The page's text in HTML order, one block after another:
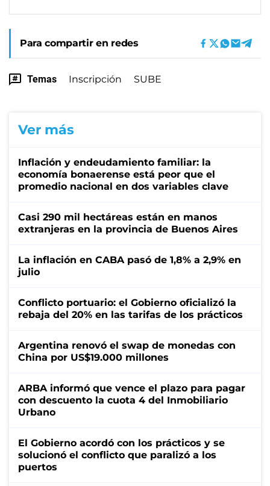
Para compartir en redes
Temas Inscripción SUBE
Ver más
Inflación y endeudamiento familiar: la
economía bonaerense está peor que el
promedio nacional en dos variables clave
Casi 290 mil hectáreas están en manos
extranjeras en la provincia de Buenos Aires
La inflación en CABA pasó de 1,8% a 2,9% en
julio
Conflicto portuario: el Gobierno oficializó la
rebaja del 20% en las tarifas de los prácticos
Argentina renovó el swap de monedas con
China por US$19.000 millones
ARBA informó que vence el plazo para pagar
con descuento la cuota 4 del Inmobiliario
Urbano
El Gobierno acordó con los prácticos y se
solucionó el conflicto que paralizó a los
puertos